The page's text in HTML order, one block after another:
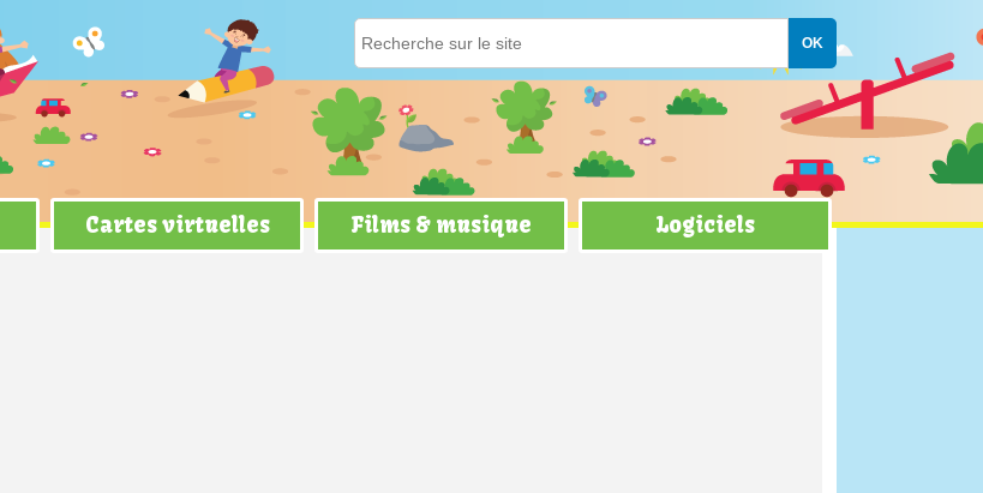
Cartes virtuelles Films & musique Logiciels